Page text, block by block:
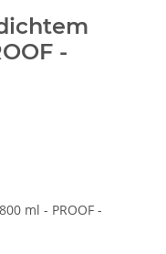
-
ml - PROOF -